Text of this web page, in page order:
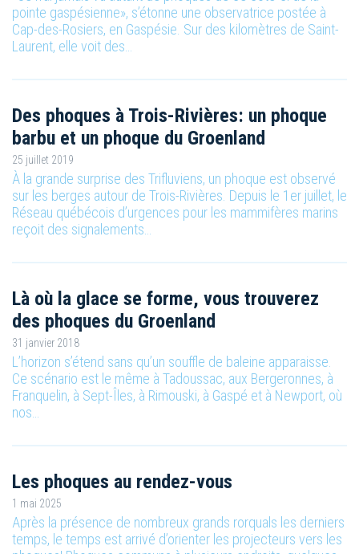
pointe gaspésienne», s’étonne une observatrice postée à
Cap-des-Rosiers, en Gaspésie. Sur des kilomètres de Saint-
Laurent, elle voit des…
Des phoques à Trois-Rivières: un phoque
barbu et un phoque du Groenland
25 juillet 2019
À la grande surprise des Trifluviens, un phoque est observé
sur les berges autour de Trois-Rivières. Depuis le 1er juillet, le
Réseau québécois d’urgences pour les mammifères marins
reçoit des signalements…
Là où la glace se forme, vous trouverez
des phoques du Groenland
31 janvier 2018
L’horizon s’étend sans qu’un souffle de baleine apparaisse.
Ce scénario est le même à Tadoussac, aux Bergeronnes, à
Franquelin, à Sept-Îles, à Rimouski, à Gaspé et à Newport, où
nos…
Les phoques au rendez-vous
1 mai 2025
Après la présence de nombreux grands rorquals les derniers
temps, le temps est arrivé d’orienter les projecteurs vers les